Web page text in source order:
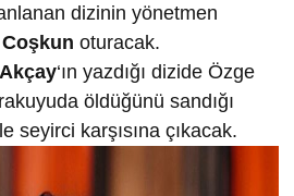
dizinin yönetmen
oturacak.
‘ın yazdığı dizide Özge
öldüğünü sandığı
seyirci karşısına çıkacak.